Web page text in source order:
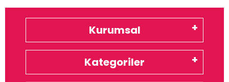
Kurumsal
Kategoriler